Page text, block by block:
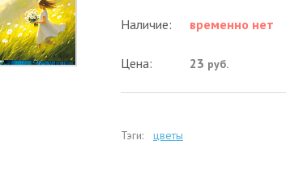
Наличие: временно нет
Цена: 23 руб.
Тэги: цветы